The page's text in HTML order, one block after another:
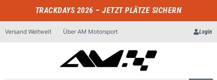
TRACKDAYS 2026 – JETZT PLÄTZE SICHERN
Versand Weltweit Über AM Motorsport Login